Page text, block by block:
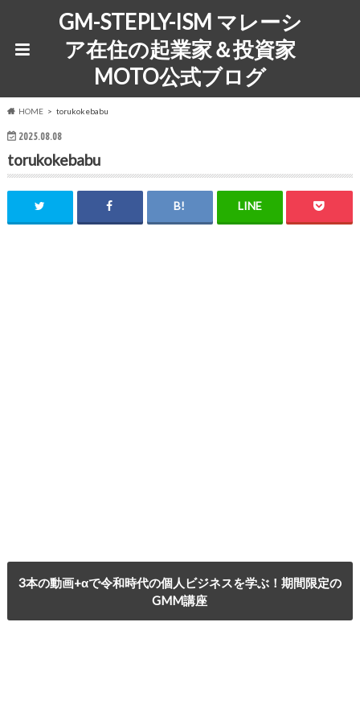
GM-STEPLY-ISM マレーシ
ア在住の起業家＆投資家
MOTO公式ブログ
HOME torukokebabu
2025.08.08
torukokebabu
3本の動画+αで令和時代の個人ビジネスを学ぶ！期間限定の
GMM講座